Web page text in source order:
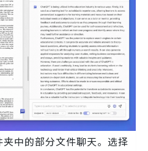
中的部分文件聊天。选择